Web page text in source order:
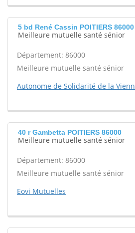
5 bd René Cassin POITIERS 86000
Meilleure mutuelle santé sénior
Département: 86000
Meilleure mutuelle santé sénior
Autonome de Solidarité de la
40 r Gambetta POITIERS 86000
Meilleure mutuelle santé sénior
Département: 86000
Meilleure mutuelle santé sénior
Eovi Mutuelles